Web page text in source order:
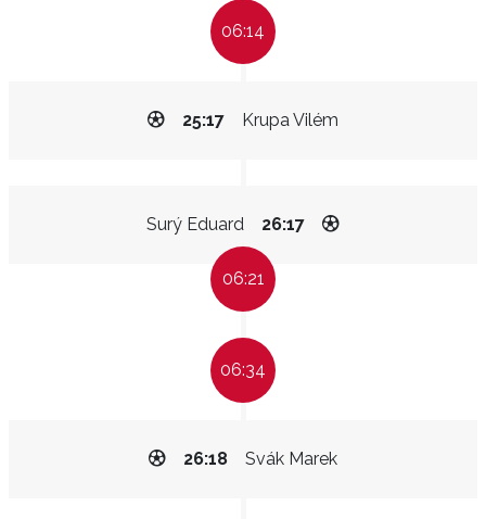
06:14
Krupa Vilém
25:17
Surý Eduard 26:17
06:21
06:34
Svák Marek
26:18